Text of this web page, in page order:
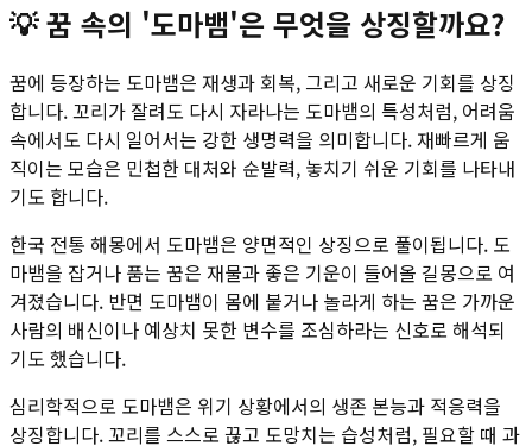
💡꿈 속의 '도마뱀'은 무엇을 상징할까요?
꿈에 등장하는 도마뱀은 재생과 회복, 그리고 새로운 기회를 상징
합니다. 꼬리가 잘려도 다시 자라나는 도마뱀의 특성처럼, 어려움
속에서도 다시 일어서는 강한 생명력을 의미합니다. 재빠르게 움
직이는 모습은 민첩한 대처와 순발력, 놓치기 쉬운 기회를 나타내
기도 합니다.
한국 전통 해몽에서 도마뱀은 양면적인 상징으로 풀이됩니다. 도
마뱀을 잡거나 품는 꿈은 재물과 좋은 기운이 들어올 길몽으로 여
겨졌습니다. 반면 도마뱀이 몸에 붙거나 놀라게 하는 꿈은 가까운
사람의 배신이나 예상치 못한 변수를 조심하라는 신호로 해석되
기도 했습니다.
심리학적으로 도마뱀은 위기 상황에서의 생존 본능과 적응력을
상징합니다. 꼬리를 스스로 끊고 도망치는 습성처럼, 필요할 때 과